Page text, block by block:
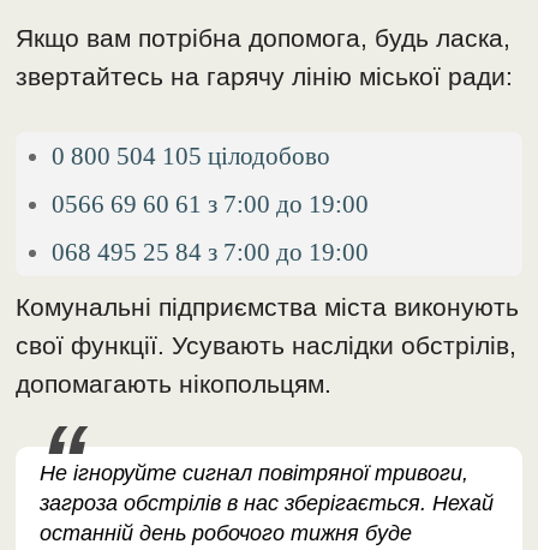
Якщо вам потрібна допомога, будь ласка,
звертайтесь на гарячу лінію міської ради:
0 800 504 105 цілодобово
0566 69 60 61 з 7:00 до 19:00
068 495 25 84 з 7:00 до 19:00
Комунальні підприємства міста виконують
свої функції. Усувають наслідки обстрілів,
допомагають нікопольцям.
Не ігноруйте сигнал повітряної тривоги,
загроза обстрілів в нас зберігається. Нехай
останній день робочого тижня буде